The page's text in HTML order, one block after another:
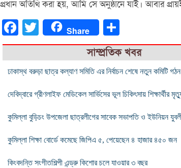
প্রধান অতিথি করা হয়, আমি সে অনুষ্ঠানে যাই। আবার
FacebookTwitter Share
সাম্প্রতিক খবর
ঢাকাস্থ বরুড়া ছাত্র কল্যাণ সমিতি এর নির্বাচন শেষে নতুন কমিটি গঠন
দেবিদ্বারে গ্রীণলাইফ মেডিকেল সার্ভিসের ভূল চিকিৎসায় শিক্ষার্থীর
কুমিল্লা বুড়িচং উপজেলা ছাত্রলীগের সাবেক সভাপতি ও ইউনিয়ন
কুমিল্লা শিক্ষা বোর্ডে কমেছে জিপিএ ৫, পেয়েছেন ৪ হাজার ৪৫০ জন
কিংবদন্তি সংগীতশিল্পী এন্ড্রু কিশোর চলে যাওয়ার ৩ বছর